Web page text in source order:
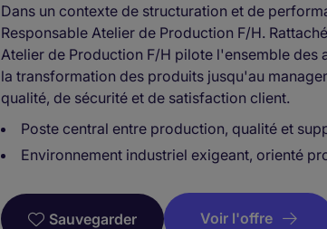
Dans un contexte de structuration et de
Responsable Atelier de Production F/H.
Atelier de Production F/H pilote l'ensemble
la transformation des produits jusqu'au
qualité, de sécurité et de satisfaction client.
Poste central entre production, qualité et
Environnement industriel exigeant, orienté
Sauvegarder Voir l'offre